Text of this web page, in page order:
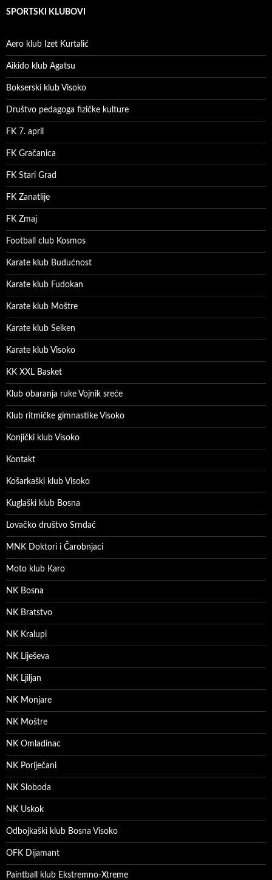
SPORTSKI KLUBOVI
Aero klub Izet Kurtalić
Aikido klub Agatsu
Bokserski klub Visoko
Društvo pedagoga fizičke kulture
FK 7. april
FK Gračanica
FK Stari Grad
FK Zanatlije
FK Zmaj
Football club Kosmos
Karate klub Budućnost
Karate klub Fudokan
Karate klub Moštre
Karate klub Seiken
Karate klub Visoko
KK XXL Basket
Klub obaranja ruke Vojnik sreće
Klub ritmičke gimnastike Visoko
Konjički klub Visoko
Kontakt
Košarkaški klub Visoko
Kuglaški klub Bosna
Lovačko društvo Srndać
MNK Doktori i Čarobnjaci
Moto klub Karo
NK Bosna
NK Bratstvo
NK Kralupi
NK Liješeva
NK Ljiljan
NK Monjare
NK Moštre
NK Omladinac
NK Poriječani
NK Sloboda
NK Uskok
Odbojkaški klub Bosna Visoko
OFK Dijamant
Paintball klub Ekstremno-Xtreme